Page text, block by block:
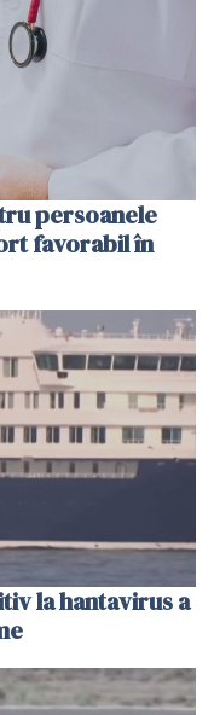
persoanele
favorabil în
la hantavirus a